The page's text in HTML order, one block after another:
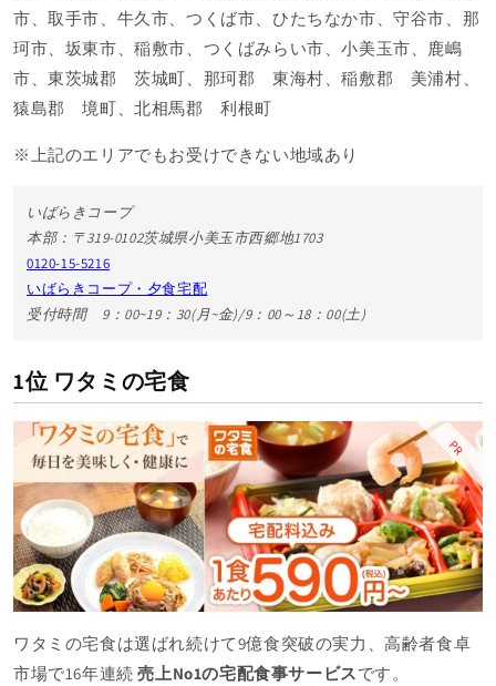
市、取手市、牛久市、つくば市、ひたちなか市、守谷市、那
珂市、坂東市、稲敷市、つくばみらい市、小美玉市、鹿嶋
市、東茨城郡 茨城町、那珂郡 東海村、稲敷郡 美浦村、
猿島郡 境町、北相馬郡 利根町
※上記のエリアでもお受けできない地域あり
いばらきコープ
本部：〒319-0102茨城県小美玉市西郷地1703
0120-15-5216
いばらきコープ・夕食宅配
受付時間 9：00~19：30(月~金)/9：00～18：00(土)
1位 ワタミの宅食
PR
ワタミの宅食は選ばれ続けて9億食突破の実力、高齢者食卓
市場で16年連続売上No1の宅配食事サービスです。